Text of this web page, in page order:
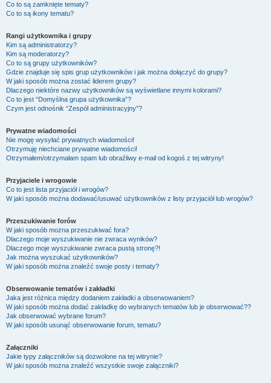
Co to są zamknięte tematy?
Co to są ikony tematu?
Rangi użytkownika i grupy
Kim są administratorzy?
Kim są moderatorzy?
Co to są grupy użytkowników?
Gdzie znajduje się spis grup użytkowników i jak można dołączyć do grupy?
W jaki sposób można zostać liderem grupy?
Dlaczego niektóre nazwy użytkowników są wyświetlane innymi kolorami?
Co to jest “Domyślna grupa użytkownika”?
Czym jest odnośnik “Zespół administracyjny”?
Prywatne wiadomości
Nie mogę wysyłać prywatnych wiadomości!
Otrzymuję niechciane prywatne wiadomości!
Otrzymałem/otrzymałam spam lub obraźliwy e-mail od kogoś z tej witryny!
Przyjaciele i wrogowie
Co to jest lista przyjaciół i wrogów?
W jaki sposób można dodawać/usuwać użytkowników z listy przyjaciół lub wrogów?
Przeszukiwanie forów
W jaki sposób można przeszukiwać fora?
Dlaczego moje wyszukiwanie nie zwraca wyników?
Dlaczego moje wyszukiwanie zwraca pustą stronę?!
Jak można wyszukać użytkowników?
W jaki sposób można znaleźć swoje posty i tematy?
Obserwowanie tematów i zakładki
Jaka jest różnica między dodaniem zakładki a obserwowaniem?
W jaki sposób można dodać zakładkę do wybranych tematów lub je obserwować??
Jak obserwować wybrane forum?
W jaki sposób usunąć obserwowanie forum, tematu?
Załączniki
Jakie typy załączników są dozwolone na tej witrynie?
W jaki sposób można znaleźć wszystkie swoje załączniki?